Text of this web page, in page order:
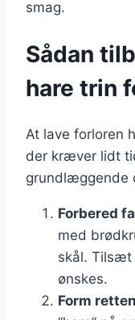
smag.
Sådan
hare trin
At lave forloren
der kræver lidt
grundlæggende
Forbered
med
skål. Tilsæt
ønskes.
Form retten